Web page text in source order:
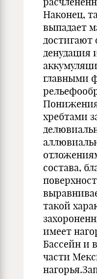
Наконец,
выпадает
достигают
денудация
главными
хребтами
состава,
такой
имеет
Бассейн и
части